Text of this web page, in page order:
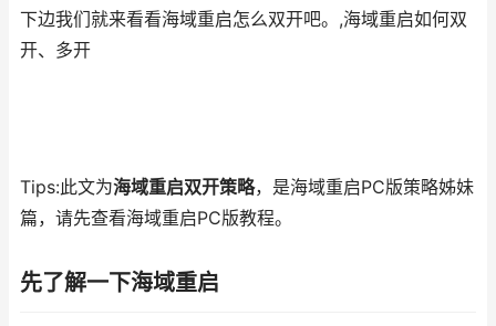
下边我们就来看看海域重启怎么双开吧。,海域重启如何双
开、多开
Tips:此文为海域重启双开策略，是海域重启PC版策略姊妹
篇，请先查看海域重启PC版教程。
先了解一下海域重启